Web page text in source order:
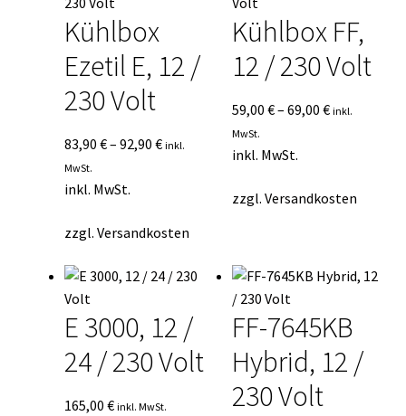
Kühlbox
Ezetil E, 12 /
230 Volt
83,90 €– 92,90 € inkl.
MwSt.
inkl. MwSt.
zzgl. Versandkosten
Kühlbox FF,
12 / 230 Volt
59,00€–69,00€ inkl.
MwSt.
inkl. MwSt.
zzgl.Versandkosten
E 3000, 12 /
24 / 230 Volt
165,00 € inkl. MwSt.
FF-7645KB
Hybrid, 12 /
230 Volt